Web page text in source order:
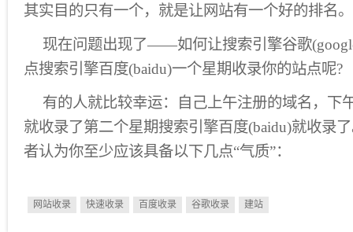
其实目的只有一个，就是让网站有一个好的排名。
现在问题出现了——如何让搜索引擎谷歌
点搜索引擎百度(baidu)一个星期收录你的站点呢?
有的人就比较幸运：自己上午注册的域名，下
就收录了第二个星期搜索引擎百度(baidu)就收录
者认为你至少应该具备以下几点“气质”：
网站收录 快速收录 百度收录 谷歌收录 建站